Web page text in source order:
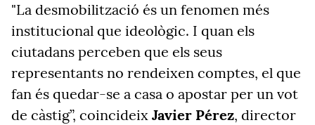
"La desmobilització és un fenomen més
institucional que ideològic. I quan els
ciutadans perceben que els seus
representants no rendeixen comptes, el que
fan és quedar-se a casa o apostar per un vot
de càstig”, coincideix Javier Pérez, director